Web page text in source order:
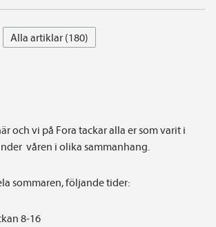
Alla artiklar (180)
och vi på Fora tackar alla er som varit i
våren i olika sammanhang.
sommaren, följande tider:
8-16